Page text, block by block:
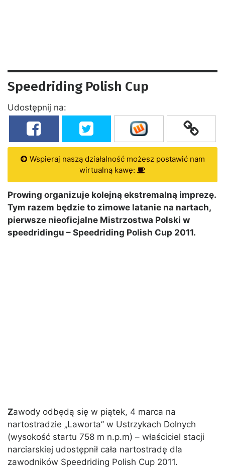
Speedriding Polish Cup
Udostępnij na:
Wspieraj naszą działalność możesz postawić nam
wirtualną kawę:
Prowing organizuje kolejną ekstremalną imprezę.
Tym razem będzie to zimowe latanie na nartach,
pierwsze nieoficjalne Mistrzostwa Polski w
speedridingu – Speedriding Polish Cup 2011.
Zawody odbędą się w piątek, 4 marca na
nartostradzie „Laworta” w Ustrzykach Dolnych
(wysokość startu 758 m n.p.m) – właściciel stacji
narciarskiej udostępnił cała nartostradę dla
zawodników Speedriding Polish Cup 2011.